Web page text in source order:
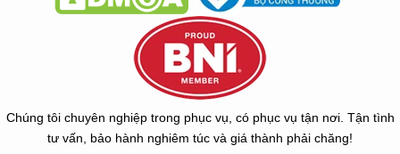
Chúng tôi chuyên nghiệp trong phục vụ, có phục vụ tận nơi. Tận tình
tư vấn, bảo hành nghiêm túc và giá thành phải chăng!